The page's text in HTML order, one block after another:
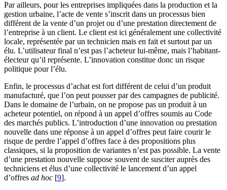
Par ailleurs, pour les entreprises impliquées dans la production et la
gestion urbaine, l’acte de vente s’inscrit dans un processus bien
différent de la vente d’un projet ou d’une prestation directement de
l’entreprise à un client. Le client est ici généralement une collectivité
locale, représentée par un technicien mais en fait et surtout par un
élu. L’utilisateur final n’est pas l’acheteur lui-même, mais l’habitant-
électeur qu’il représente. L’innovation constitue donc un risque
politique pour l’élu.
Enfin, le processus d’achat est fort différent de celui d’un produit
manufacturé, que l’on peut pousser par des campagnes de publicité.
Dans le domaine de l’urbain, on ne propose pas un produit à un
acheteur potentiel, on répond à un appel d’offres soumis au Code
des marchés publics. L’introduction d’une innovation ou prestation
nouvelle dans une réponse à un appel d’offres peut faire courir le
risque de perdre l’appel d’offres face à des propositions plus
classiques, si la proposition de variantes n’est pas possible. La vente
d’une prestation nouvelle suppose souvent de susciter auprès des
techniciens et élus d’une collectivité le lancement d’un appel
d’offres ad hoc [9].